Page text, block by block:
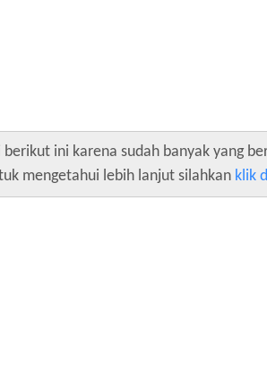
ini karena sudah banyak yang
mengetahui lebih lanjut silahkan klik